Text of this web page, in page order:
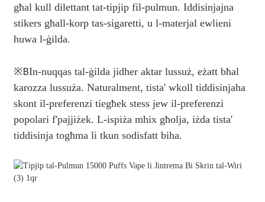
għal kull dilettant tat-tipjip fil-pulmun. Iddisinjajna
stikers għall-korp tas-sigaretti, u l-materjal ewlieni
huwa l-ġilda.
※BIn-nuqqas tal-ġilda jidher aktar lussuż, eżatt bħal
karozza lussuża. Naturalment, tista' wkoll tiddisinjaha
skont il-preferenzi tiegħek stess jew il-preferenzi
popolari f'pajjiżek. L-ispiża mhix għolja, iżda tista'
tiddisinja togħma li tkun sodisfatt biha.